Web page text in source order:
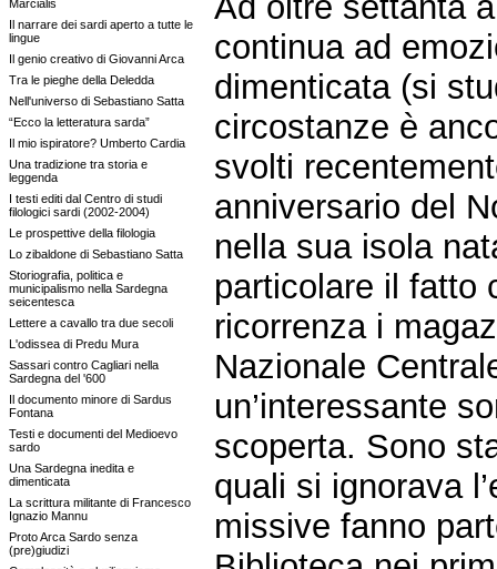
Marcialis
Il narrare dei sardi aperto a tutte le
lingue
Il genio creativo di Giovanni Arca
Tra le pieghe della Deledda
Nell'universo di Sebastiano Satta
“Ecco la letteratura sarda”
Il mio ispiratore? Umberto Cardia
Una tradizione tra storia e
leggenda
I testi editi dal Centro di studi
filologici sardi (2002-2004)
Le prospettive della filologia
Lo zibaldone di Sebastiano Satta
Storiografia, politica e
municipalismo nella Sardegna
seicentesca
Lettere a cavallo tra due secoli
L'odissea di Predu Mura
Sassari contro Cagliari nella
Sardegna del '600
Il documento minore di Sardus
Fontana
Testi e documenti del Medioevo
sardo
Una Sardegna inedita e
dimenticata
La scrittura militante di Francesco
Ignazio Mannu
Proto Arca Sardo senza
(pre)giudizi
continua ad
dimenticata (si
circostanze è
svolti
anniversario del
nella sua isola
particolare il fatto
ricorrenza i
Nazionale
un’interessante
scoperta. Sono
quali si ignorava
missive fanno